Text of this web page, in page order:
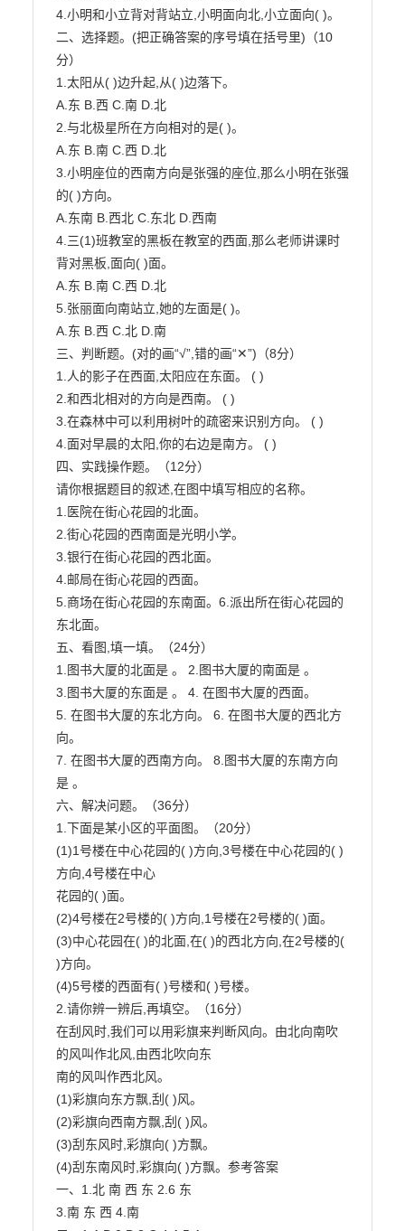
4.小明和小立背对背站立,小明面向北,小立面向( )。
二、选择题。(把正确答案的序号填在括号里)（10
分）
1.太阳从( )边升起,从( )边落下。
A.东 B.西 C.南 D.北
2.与北极星所在方向相对的是( )。
A.东 B.南 C.西 D.北
3.小明座位的西南方向是张强的座位,那么小明在张强
的( )方向。
A.东南 B.西北 C.东北 D.西南
4.三(1)班教室的黑板在教室的西面,那么老师讲课时
背对黑板,面向( )面。
A.东 B.南 C.西 D.北
5.张丽面向南站立,她的左面是( )。
A.东 B.西 C.北 D.南
三、判断题。(对的画“√”,错的画“✕”)（8分）
1.人的影子在西面,太阳应在东面。 ( )
2.和西北相对的方向是西南。 ( )
3.在森林中可以利用树叶的疏密来识别方向。 ( )
4.面对早晨的太阳,你的右边是南方。 ( )
四、实践操作题。（12分）
请你根据题目的叙述,在图中填写相应的名称。
1.医院在街心花园的北面。
2.街心花园的西南面是光明小学。
3.银行在街心花园的西北面。
4.邮局在街心花园的西面。
5.商场在街心花园的东南面。6.派出所在街心花园的
东北面。
五、看图,填一填。（24分）
1.图书大厦的北面是 。 2.图书大厦的南面是 。
3.图书大厦的东面是 。 4. 在图书大厦的西面。
5. 在图书大厦的东北方向。 6. 在图书大厦的西北方
向。
7. 在图书大厦的西南方向。 8.图书大厦的东南方向
是 。
六、解决问题。（36分）
1.下面是某小区的平面图。（20分）
(1)1号楼在中心花园的( )方向,3号楼在中心花园的( )
方向,4号楼在中心
花园的( )面。
(2)4号楼在2号楼的( )方向,1号楼在2号楼的( )面。
(3)中心花园在( )的北面,在( )的西北方向,在2号楼的(
)方向。
(4)5号楼的西面有( )号楼和( )号楼。
2.请你辨一辨后,再填空。（16分）
在刮风时,我们可以用彩旗来判断风向。由北向南吹
的风叫作北风,由西北吹向东
南的风叫作西北风。
(1)彩旗向东方飘,刮( )风。
(2)彩旗向西南方飘,刮( )风。
(3)刮东风时,彩旗向( )方飘。
(4)刮东南风时,彩旗向( )方飘。参考答案
一、1.北 南 西 东 2.6 东
3.南 东 西 4.南